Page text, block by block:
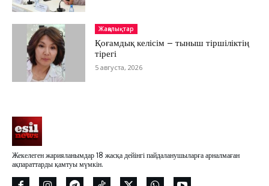
Жаңалықтар
Қоғамдық келісім – тыныш тіршіліктің
тірегі
5 августа, 2026
Жекелеген жарияланымдар 18 жасқа дейінгі пайдаланушыларға арналмаған
ақпараттарды қамтуы мүмкін.